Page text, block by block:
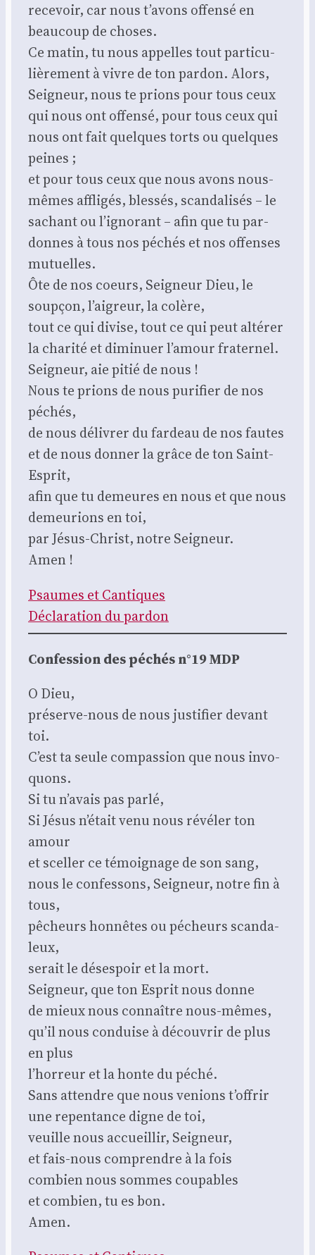
rece­voir, car nous t’a­vons offen­sé en
beau­coup de choses.
Ce matin, tu nous appelles tout par­ti­cu­
liè­re­ment à vivre de ton par­don. Alors,
Sei­gneur, nous te prions pour tous ceux
qui nous ont offen­sé, pour tous ceux qui
nous ont fait quelques torts ou quelques
peines ;
et pour tous ceux que nous avons nous-
mêmes affli­gés, bles­sés, scan­da­li­sés – le
sachant ou l’i­gno­rant – afin que tu par­
donnes à tous nos péchés et nos offenses
mutuelles.
Ôte de nos coeurs, Sei­gneur Dieu, le
soup­çon, l’ai­greur, la colère,
tout ce qui divise, tout ce qui peut alté­rer
la cha­ri­té et dimi­nuer l’a­mour fra­ter­nel.
Sei­gneur, aie pitié de nous !
Nous te prions de nous puri­fier de nos
péchés,
de nous déli­vrer du far­deau de nos fautes
et de nous don­ner la grâce de ton Saint-
Esprit,
afin que tu demeures en nous et que nous
demeu­rions en toi,
par Jésus-Christ, notre Sei­gneur.
Amen !
Psaumes et Can­tiques
Décla­ra­tion du par­don
Confes­sion des péchés n°19 MDP
O Dieu,
pré­serve-nous de nous jus­ti­fier devant
toi.
C’est ta seule com­pas­sion que nous invo­
quons.
Si tu n’a­vais pas par­lé,
Si Jésus n’é­tait venu nous révé­ler ton
amour
et scel­ler ce témoi­gnage de son sang,
nous le confes­sons, Sei­gneur, notre fin à
tous,
pêcheurs hon­nêtes ou pécheurs scan­da­
leux,
serait le déses­poir et la mort.
Sei­gneur, que ton Esprit nous donne
de mieux nous connaître nous-mêmes,
qu’il nous conduise à décou­vrir de plus
en plus
l’hor­reur et la honte du péché.
Sans attendre que nous venions t’of­frir
une repen­tance digne de toi,
veuille nous accueillir, Sei­gneur,
et fais-nous com­prendre à la fois
com­bien nous sommes cou­pables
et com­bien, tu es bon.
Amen.